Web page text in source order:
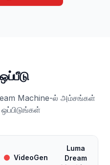
Machine-ல் அம்சங்கள்
VideoGen
Luma
Dream